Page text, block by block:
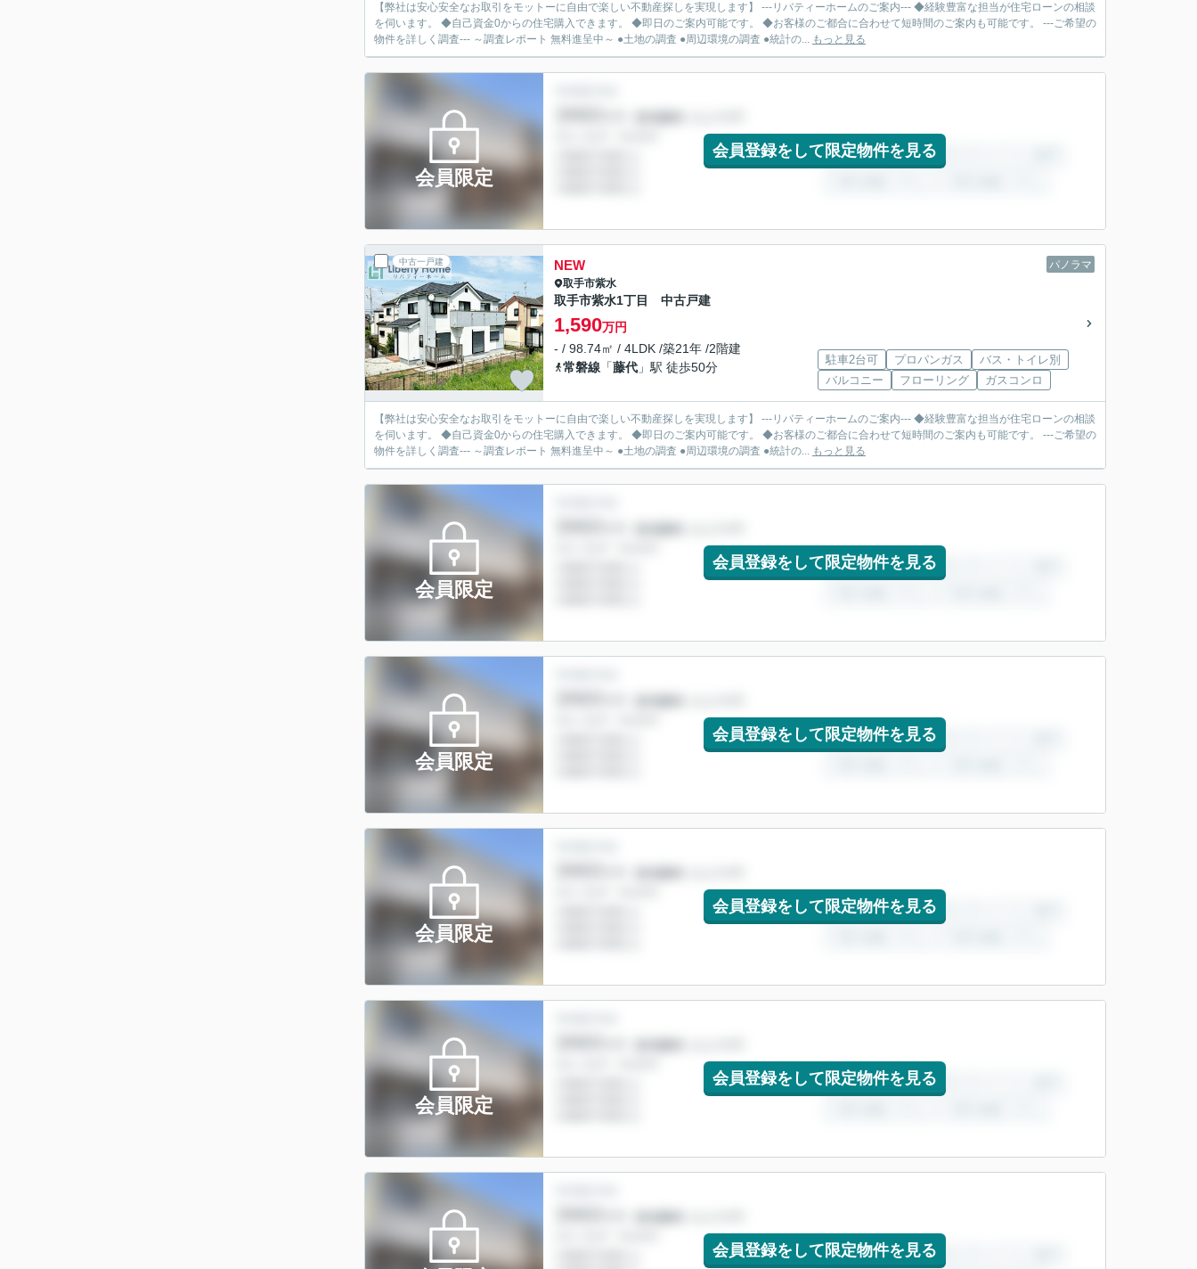
【弊社は安心安全なお取引をモットーに自由で楽しい不動産探しを実現します】 ---リバティーホームのご案内--- ◆経験豊富な担当が住宅ローンの相談
を伺います。 ◆自己資金0からの住宅購入できます。 ◆即日のご案内可能です。 ◆お客様のご都合に合わせて短時間のご案内も可能です。 ---ご希望の
物件を詳しく調査--- ～調査レポート 無料進呈中～ ●土地の調査 ●周辺環境の調査 ●統計の... もっと見る
会員限定
会員登録をして限定物件を見る
中古一戸建 パノラマ
NEW
取手市紫水
取手市紫水1丁目 中古戸建
1,590万円
- / 98.74㎡ / 4LDK /築21年 /2階建
常磐線 「藤代 」駅 徒歩50分
駐車2台可 プロパンガス
バス・トイレ別
バルコニー
フローリング ガスコンロ
【弊社は安心安全なお取引をモットーに自由で楽しい不動産探しを実現します】 ---リバティーホームのご案内--- ◆経験豊富な担当が住宅ローンの相談
を伺います。 ◆自己資金0からの住宅購入できます。 ◆即日のご案内可能です。 ◆お客様のご都合に合わせて短時間のご案内も可能です。 ---ご希望の
物件を詳しく調査--- ～調査レポート 無料進呈中～ ●土地の調査 ●周辺環境の調査 ●統計の... もっと見る
会員限定
会員登録をして限定物件を見る
会員限定
会員登録をして限定物件を見る
会員限定
会員登録をして限定物件を見る
会員限定
会員登録をして限定物件を見る
会員登録をして限定物件を見る